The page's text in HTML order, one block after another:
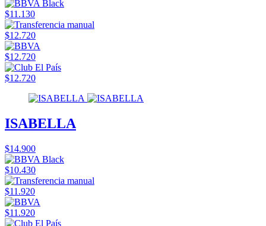
$11.130
$12.720
$12.720
$12.720
ISABELLA
$14.900
$10.430
$11.920
$11.920